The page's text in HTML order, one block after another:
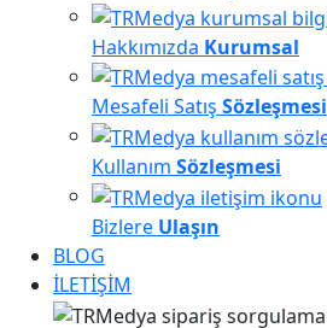
Hakkımızda Kurumsal
Mesafeli Satış Sözleşmesi
Kullanım Sözleşmesi
Bizlere Ulaşın
BLOG
İLETİŞİM